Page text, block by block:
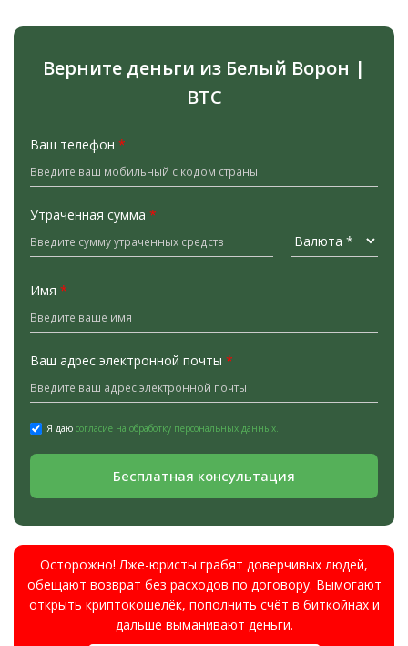
Верните деньги из Белый Ворон |
BTC
Ваш телефон *
Утраченная сумма *
Имя *
Ваш адрес электронной почты *
Я даю согласие на обработку персональных данных.
Бесплатная консультация
Осторожно! Лже-юристы грабят доверчивых людей,
обещают возврат без расходов по договору. Вымогают
открыть криптокошелёк, пополнить счёт в биткойнах и
дальше выманивают деньги.